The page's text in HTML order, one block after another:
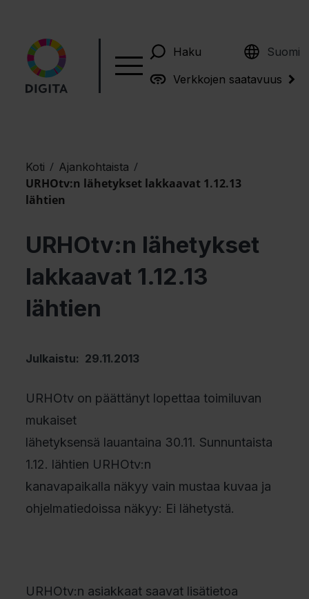
Haku Suomi
English
Verkkojen saatavuus
Koti / Ajankohtaista /
URHOtv:n lähetykset lakkaavat 1.12.13
lähtien
URHOtv:n lähetykset
lakkaavat 1.12.13
lähtien
Julkaistu: 29.11.2013
URHOtv on päättänyt lopettaa toimiluvan
mukaiset
lähetyksensä lauantaina 30.11. Sunnuntaista
1.12. lähtien URHOtv:n
kanavapaikalla näkyy vain mustaa kuvaa ja
ohjelmatiedoissa näkyy: Ei lähetystä.
URHOtv:n asiakkaat saavat lisätietoa